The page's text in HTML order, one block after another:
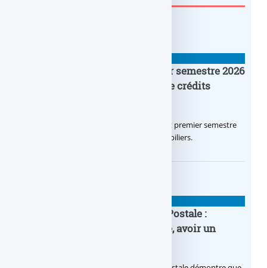
Crédit Agricole IDF : un premier semestre 2026
flamboyant, record d’encours de crédits
Le Crédit Agricole IDF a réalisé un excellent premier semestre
2026, via un octroi massif de crédits immobiliers.
20e anniversaire de la Banque Postale :
nouvelle campagne publicitaire, avoir un